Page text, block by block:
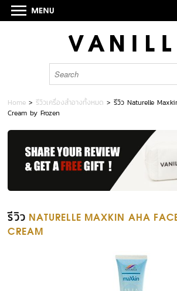
Home >รีวิวเครื่องสำอางทั้งหมด >รีวิว Naturelle
Cream by Frozen
รีวิว NATURELLE MAXKIN AHA FACE
CREAM